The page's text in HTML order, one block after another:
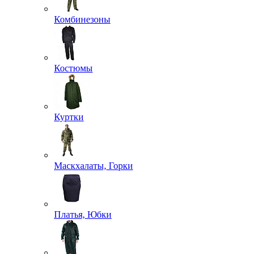
Комбинезоны
Костюмы
Куртки
Маскхалаты, Горки
Платья, Юбки